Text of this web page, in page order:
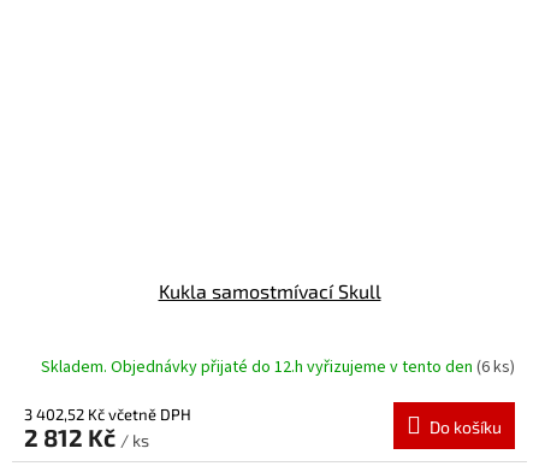
Kukla samostmívací Skull
Skladem. Objednávky přijaté do 12.h vyřizujeme v tento den (6 ks)
3 402,52 Kč včetně DPH
2 812 Kč / ks
Do košíku